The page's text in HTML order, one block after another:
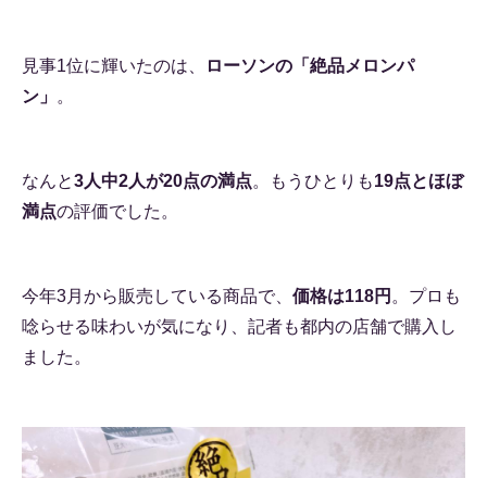
見事1位に輝いたのは、
ローソンの「絶品メロンパ
ン」 。
なんと3人中2人が20点の満点。もうひとりも19点とほぼ
満点の評価でした。
今年3月から販売している商品で、 価格は118円 。プロも
唸らせる味わいが気になり、記者も都内の店舗で購入し
ました。